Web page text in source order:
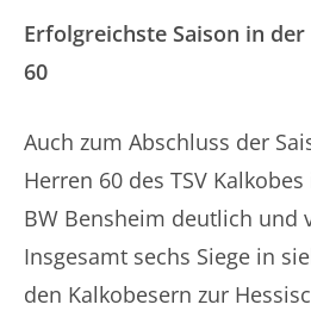
Erfolgreichste Saison in
60
Auch zum Abschluss der
Herren 60 des TSV
BW Bensheim deutlich und
Insgesamt sechs Siege in
den Kalkobesern zur